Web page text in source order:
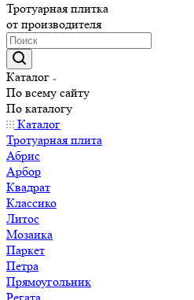
Тротуарная плитка
от производителя
Каталог
По всему сайту
По каталогу
Каталог
Тротуарная плита
Абрис
Арбор
Квадрат
Классико
Литос
Мозаика
Паркет
Петра
Прямоугольник